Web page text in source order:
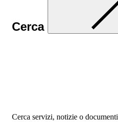
Cerca
Cerca servizi, notizie o documenti